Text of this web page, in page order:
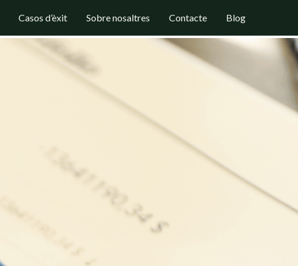
Casos d’èxit Sobre nosaltres Contacte Blog